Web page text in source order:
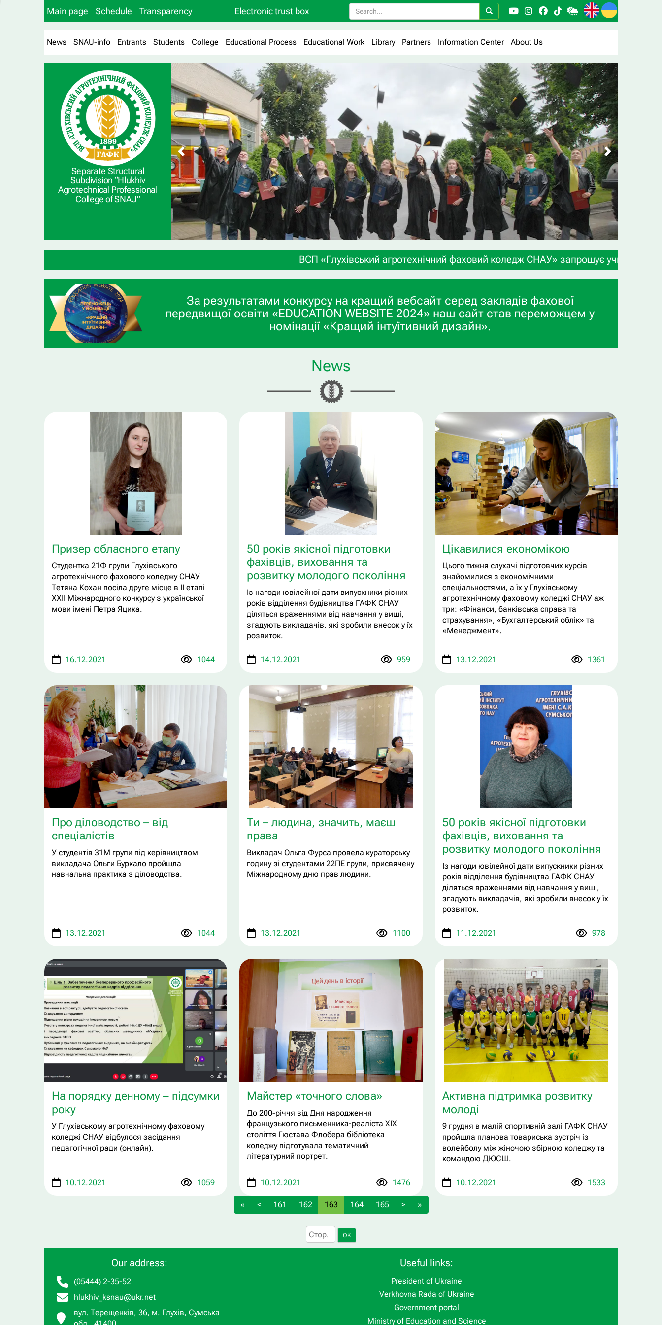
Main page Schedule Transparency Electronic trust box
News SNAU-info Entrants Students College Educational Process Educational Work Library Partners Information Center About Us
Separate Structural
Subdivision “Hlukhiv
Agrotechnical Professional
College of SNAU”
ВСП «Глухівський агротехнічний фаховий коледж СНАУ» запрошує учнів 9-х та 11-х класів, а
За результатами конкурсу на кращий вебсайт серед закладів фахової
передвищої освіти «EDUCATION WEBSITE 2024» наш сайт став переможцем у
номінації «Кращий інтуїтивний дизайн».
News
Призер обласного етапу
Студентка 21Ф групи Глухівського
агротехнічного фахового коледжу СНАУ
Тетяна Кохан посіла друге місце в ІІ етапі
ХХІІ Міжнародного конкурсу з української
мови імені Петра Яцика.
16.12.2021 1044
50 років якісної підготовки
фахівців, виховання та
розвитку молодого покоління
Із нагоди ювілейної дати випускники різних
років відділення будівництва ГАФК СНАУ
діляться враженнями від навчання у виші,
згадують викладачів, які зробили внесок у їх
розвиток.
14.12.2021 959
Цікавилися економікою
Цього тижня слухачі підготовчих курсів
знайомилися з економічними
спеціальностями, а їх у Глухівському
агротехнічному фаховому коледжі СНАУ аж
три: «Фінанси, банківська справа та
страхування», «Бухгалтерський облік» та
«Менеджмент».
13.12.2021 1361
Про діловодство – від
спеціалістів
У студентів 31М групи під керівництвом
викладача Ольги Буркало пройшла
навчальна практика з діловодства.
13.12.2021 1044
Ти – людина, значить, маєш
права
Викладач Ольга Фурса провела кураторську
годину зі студентами 22ПЕ групи, присвячену
Міжнародному дню прав людини.
13.12.2021 1100
50 років якісної підготовки
фахівців, виховання та
розвитку молодого покоління
Із нагоди ювілейної дати випускники різних
років відділення будівництва ГАФК СНАУ
діляться враженнями від навчання у виші,
згадують викладачів, які зробили внесок у їх
розвиток.
11.12.2021 978
На порядку денному – підсумки
року
У Глухівському агротехнічному фаховому
коледжі СНАУ відбулося засідання
педагогічної ради (онлайн).
10.12.2021 1059
Майстер «точного слова»
До 200-річчя від Дня народження
французького письменника-реаліста ХІХ
століття Гюстава Флобера бібліотека
коледжу підготувала тематичний
літературний портрет.
10.12.2021 1476
Активна підтримка розвитку
молоді
9 грудня в малій спортивній залі ГАФК СНАУ
пройшла планова товариська зустріч із
волейболу між жіночою збірною коледжу та
командою ДЮСШ.
10.12.2021 1533
« < 161 162 163 164 165 > »
OK
Our address:
(05444) 2-35-52
hlukhiv_ksnau@ukr.net
вул. Терещенків, 36, м. Глухів, Сумська
Useful links:
President of Ukraine
Verkhovna Rada of Ukraine
Government portal
Ministry of Education and Science